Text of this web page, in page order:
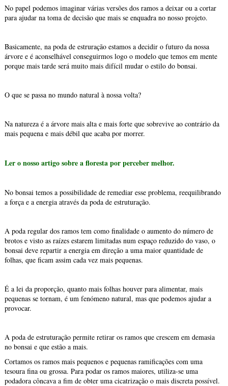
No papel podemos imaginar várias versões dos ramos a deixar ou a cortar
para ajudar na toma de decisão que mais se enquadra no nosso projeto.
Basicamente, na poda de estruração estamos a decidir o futuro da nossa
árvore e é aconselhável conseguirmos logo o modelo que temos em mente
porque mais tarde será muito mais difícil mudar o estilo do bonsai.
O que se passa no mundo natural à nossa volta?
Na natureza é a árvore mais alta e mais forte que sobrevive ao contrário da
mais pequena e mais débil que acaba por morrer.
Ler o nosso artigo sobre a floresta por perceber melhor.
No bonsai temos a possibilidade de remediar esse problema, reequilibrando
a força e a energia através da poda de estruturação.
A poda regular dos ramos tem como finalidade o aumento do número de
brotos e visto as raízes estarem limitadas num espaço reduzido do vaso, o
bonsai deve repartir a energia em direção a uma maior quantidade de
folhas, que ficam assim cada vez mais pequenas.
É a lei da proporção, quanto mais folhas houver para alimentar, mais
pequenas se tornam, é um fenómeno natural, mas que podemos ajudar a
provocar.
A poda de estruturação permite retirar os ramos que crescem em demasia
no bonsai e que estão a mais.
Cortamos os ramos mais pequenos e pequenas ramificações com uma
tesoura fina ou grossa. Para podar os ramos maiores, utiliza-se uma
podadora côncava a fim de obter uma cicatrização o mais discreta possível.